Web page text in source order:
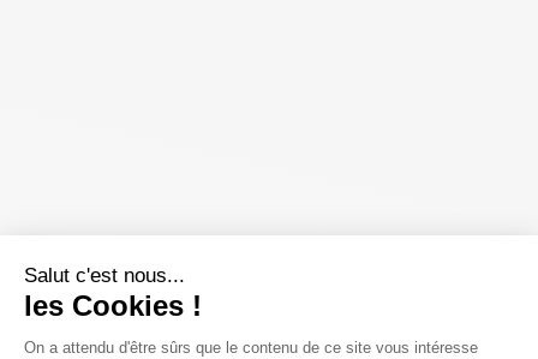
Salut c'est nous...
les Cookies !
On a attendu d'être sûrs que le contenu de ce site vous intéresse